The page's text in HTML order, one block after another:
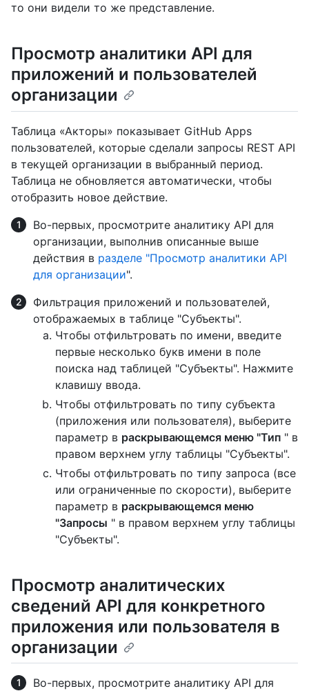
то они видели то же представление.
Просмотр аналитики API для
приложений и пользователей
организации
Таблица «Акторы» показывает GitHub Apps
пользователей, которые сделали запросы REST API
в текущей организации в выбранный период.
Таблица не обновляется автоматически, чтобы
отобразить новое действие.
Во-первых, просмотрите аналитику API для
организации, выполнив описанные выше
действия в разделе "Просмотр аналитики API
для организации".
Фильтрация приложений и пользователей,
отображаемых в таблице "Субъекты".
Чтобы отфильтровать по имени, введите
первые несколько букв имени в поле
поиска над таблицей "Субъекты". Нажмите
клавишу ввода.
Чтобы отфильтровать по типу субъекта
(приложения или пользователя), выберите
параметр в раскрывающемся меню "Тип " в
правом верхнем углу таблицы "Субъекты".
Чтобы отфильтровать по типу запроса (все
или ограниченные по скорости), выберите
параметр в раскрывающемся меню
"Запросы " в правом верхнем углу таблицы
"Субъекты".
Просмотр аналитических
сведений API для конкретного
приложения или пользователя в
организации
Во-первых, просмотрите аналитику API для